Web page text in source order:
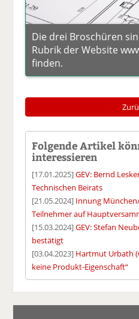
Die drei Broschüren
Rubrik der Website
finden.
Folgende Artikel
interessieren
[17.01.2025]GEV: Bernd
Technischen Beirats
[21.05.2024] Innung
Teilnehmer auf
[15.03.2024]GEV: Stefan
bestätigt
[03.04.2023] Hartmut Urbath
keine Produkt-Eigenschaft“